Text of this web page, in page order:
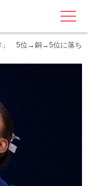
MENU
」 5位→銅→5位に落ち